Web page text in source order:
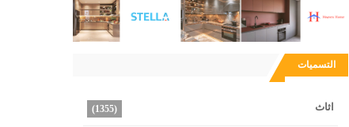
التسميات
اثاث (1355)